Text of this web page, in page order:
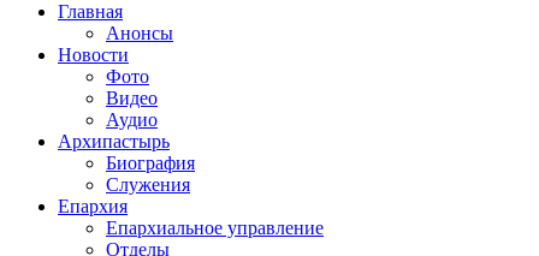
Главная
Анонсы
Новости
Фото
Видео
Аудио
Архипастырь
Биография
Служения
Епархия
Епархиальное управление
Отделы